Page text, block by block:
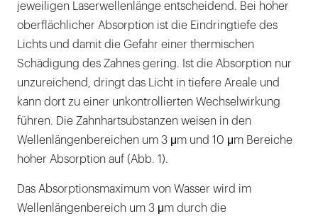
jeweiligen Laserwellenlänge entscheidend. Bei hoher
oberflächlicher Absorption ist die Eindringtiefe des
Lichts und damit die Gefahr einer thermischen
Schädigung des Zahnes gering. Ist die Absorption nur
unzureichend, dringt das Licht in tiefere Areale und
kann dort zu einer unkontrollierten Wechselwirkung
führen. Die Zahnhartsubstanzen weisen in den
Wellenlängenbereichen um 3 μm und 10 μm Bereiche
hoher Absorption auf (Abb. 1).
Das Absorptionsmaximum von Wasser wird im
Wellenlängenbereich um 3 μm durch die